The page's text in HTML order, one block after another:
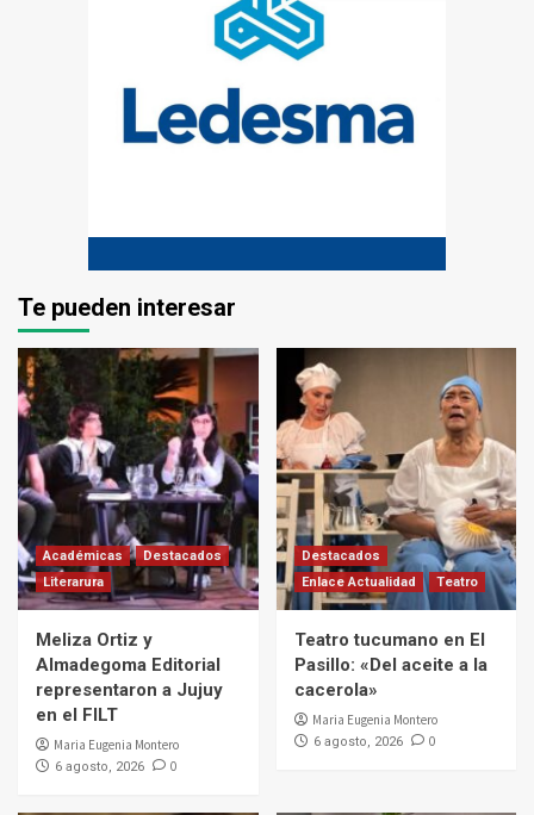
Te pueden interesar
Académicas
Destacados
Literarura
Meliza Ortiz y
Almadegoma Editorial
representaron a Jujuy
en el FILT
Maria Eugenia Montero
6 agosto, 2026 0
Destacados
Enlace Actualidad
Teatro
Teatro tucumano en El
Pasillo: «Del aceite a la
cacerola»
Maria Eugenia Montero
6 agosto, 2026 0